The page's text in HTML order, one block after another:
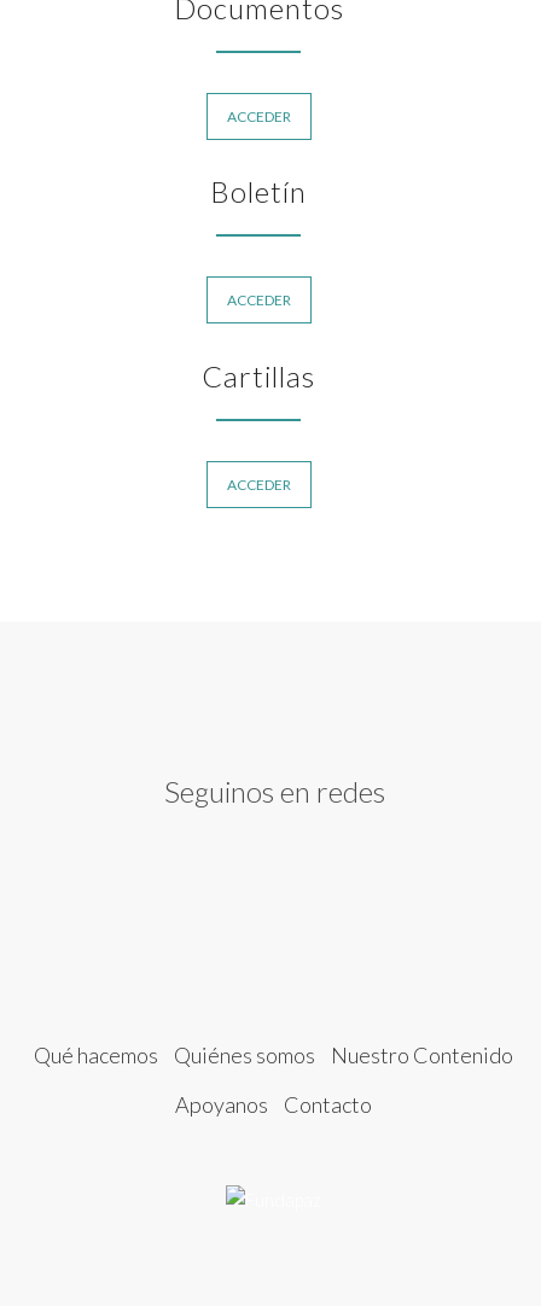
Documentos
ACCEDER
Boletín
ACCEDER
Cartillas
ACCEDER
Seguinos en redes
Qué hacemos Quiénes somos
Nuestro Contenido
Apoyanos
Contacto